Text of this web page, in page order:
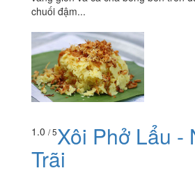
Xôi Phở Lẩu -
Trãi
49 Nguyễn Trãi, Quận Thanh Xuân,
trinhtuan2108:Khuyên thật lòng
làm nguyên bát muối hạ